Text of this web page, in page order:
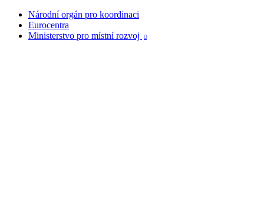
Národní orgán pro koordinaci
Eurocentra
Ministerstvo pro místní rozvoj
